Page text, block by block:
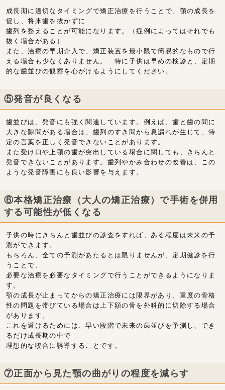
成長期に適切なタイミングで矯正治療を行うことで、顎の成長を
促し、将来歯を抜かずに
歯列を整えることが可能になります。（症例によってはそれでも
抜く場合がある）
また、治療の早期介入で、矯正装置を最小限で簡易的なもので行
える場合も少なくありません。 特に子供は早めの検診と、定期
的な歯並びの観察を心がけるようにしてください。
⑤発音が良くなる
歯並びは、発音にも強く関連しています。例えば、歯と歯の間に
大きな隙間がある場合は、歯列のすき間から息漏れが生じて、特
定の言葉を正しく発音できないことがあります。
また受け口や上顎の歯が突出している場合に関しても、きちんと
発音できないことがあります。歯列やかみ合わせの改善は、この
ような発音障害にも良い影響を与えます。
⑥本格矯正治療（大人の矯正治療）で手術を併用
する可能性が低くなる
子供の時にきちんと歯並びの診査をすれば、ある程度は未来の予
測ができます。
もちろん、全ての予測があたるとは限りませんが、定期健診を行
うことで、
必要な治療を必要なタイミングで行うことができるようになりま
す。
顎の成長が止まってからの矯正治療には限界があり、重度の骨格
性の問題を帯びている場合は上下額の骨を外科的に切除する場合
があります。
これを避けるためには、早い段階で未来の歯並びを予測し、でき
るだけ成長期の中で
理想的な咬合に誘導することです。
⑦正面から見た顎の曲がりの程度を減らす